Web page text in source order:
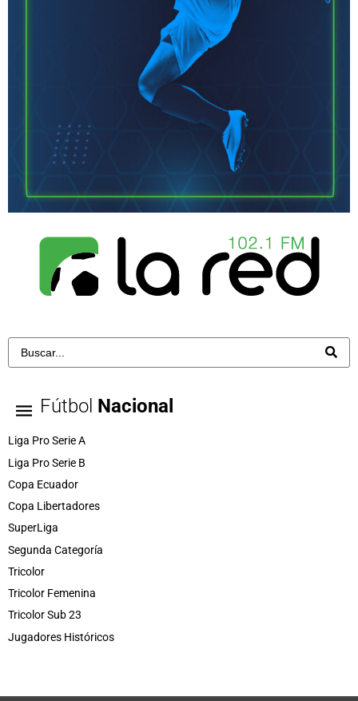
Fútbol Nacional
Liga Pro Serie A
Liga Pro Serie B
Copa Ecuador
Copa Libertadores
SuperLiga
Segunda Categoría
Tricolor
Tricolor Femenina
Tricolor Sub 23
Jugadores Históricos